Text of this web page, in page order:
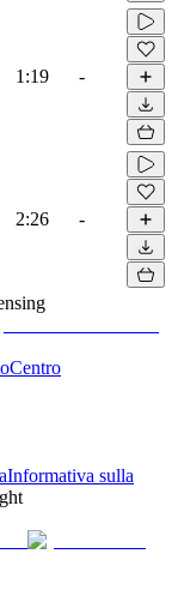
1:19 -
2:26 -
Centro
Informativa sulla